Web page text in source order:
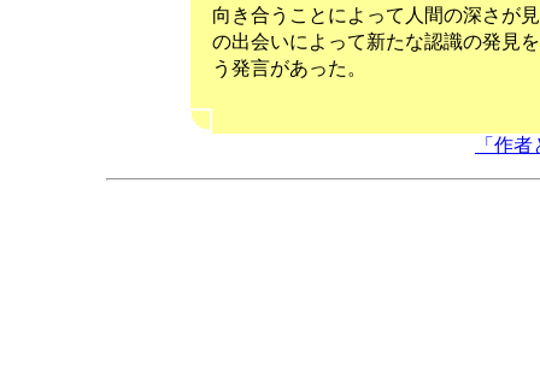
向き合うことによって人間の深さが
の出会いによって新たな認識の発見
う発言があった。
「作